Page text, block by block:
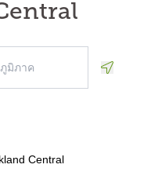
Central